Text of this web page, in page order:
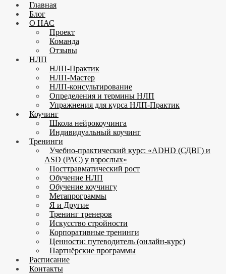
Главная
Блог
О НАС
Проект
Команда
Отзывы
НЛП
НЛП-Практик
НЛП-Мастер
НЛП-консультирование
Определения и термины НЛП
Упражнения для курса НЛП-Практик
Коучинг
Школа нейрокоучинга
Индивидуальный коучинг
Тренинги
Учебно-практический курс: «ADHD (СДВГ) и
ASD (РАС) у взрослых»
Посттравматический рост
Обучение НЛП
Обучение коучингу
Метапрограммы
Я и Другие
Тренинг тренеров
Искусство стройности
Корпоративные тренинги
Ценности: путеводитель (онлайн-курс)
Партнёрские программы
Расписание
Контакты